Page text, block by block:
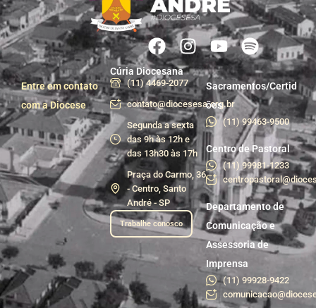
Entre em contato
com a Diocese
Cúria Diocesana
(11) 4469-2077
contato@diocesesa.org.br
Segunda a sexta
das 9h às 12h e
das 13h30 às 17h
Praça do Carmo, 36
- Centro, Santo
André - SP
Trabalhe conosco
Sacramentos/Certid
ões
(11) 99463-9500
Centro de Pastoral
(11) 99981-1233
Departamento de
Comunicação e
Assessoria de
Imprensa
(11) 99928-9422